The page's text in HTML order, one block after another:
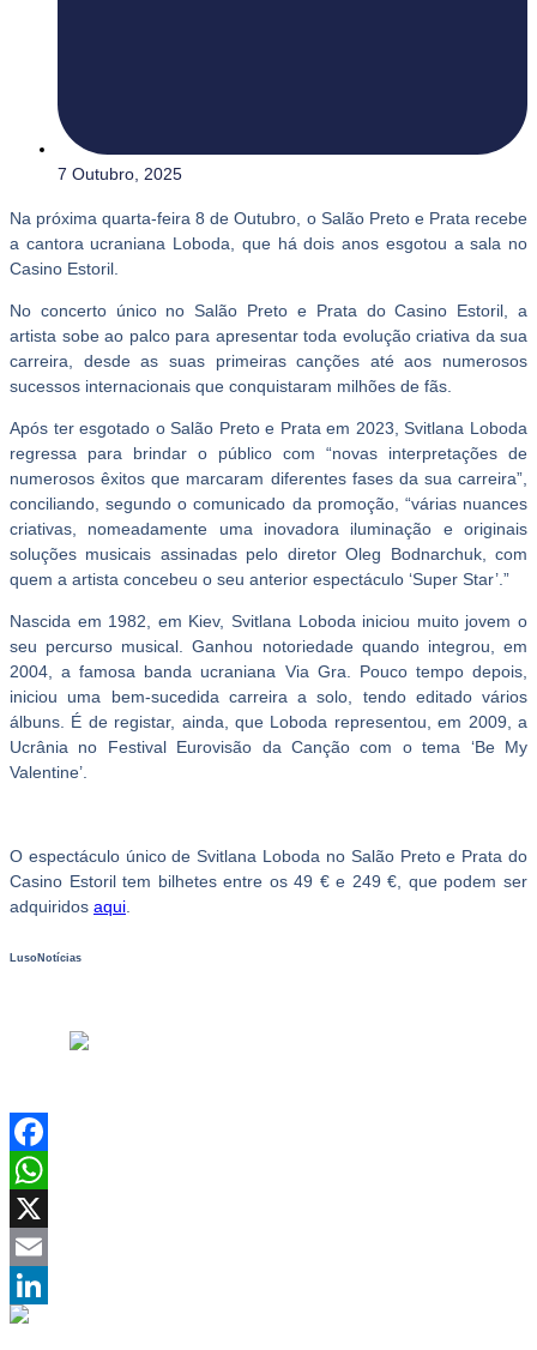
7 Outubro, 2025
Na próxima quarta-feira 8 de Outubro, o Salão Preto e Prata recebe
a cantora ucraniana Loboda, que há dois anos esgotou a sala no
Casino Estoril.
No concerto único no Salão Preto e Prata do Casino Estoril, a
artista sobe ao palco para apresentar toda evolução criativa da sua
carreira, desde as suas primeiras canções até aos numerosos
sucessos internacionais que conquistaram milhões de fãs.
Após ter esgotado o Salão Preto e Prata em 2023, Svitlana Loboda
regressa para brindar o público com “novas interpretações de
numerosos êxitos que marcaram diferentes fases da sua carreira”,
conciliando, segundo o comunicado da promoção, “várias nuances
criativas, nomeadamente uma inovadora iluminação e originais
soluções musicais assinadas pelo diretor Oleg Bodnarchuk, com
quem a artista concebeu o seu anterior espectáculo ‘Super Star’.”
Nascida em 1982, em Kiev, Svitlana Loboda iniciou muito jovem o
seu percurso musical. Ganhou notoriedade quando integrou, em
2004, a famosa banda ucraniana Via Gra. Pouco tempo depois,
iniciou uma bem-sucedida carreira a solo, tendo editado vários
álbuns. É de registar, ainda, que Loboda representou, em 2009, a
Ucrânia no Festival Eurovisão da Canção com o tema ‘Be My
Valentine’.
O espectáculo único de Svitlana Loboda no Salão Preto e Prata do
Casino Estoril tem bilhetes entre os 49 € e 249 €, que podem ser
adquiridos aqui
LusoNotícias
Facebook
WhatsApp
X
Email
LinkedIn